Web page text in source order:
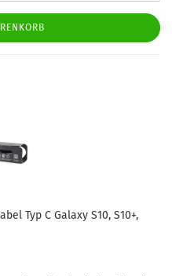
Typ C Ga­la­xy S10, S10+,